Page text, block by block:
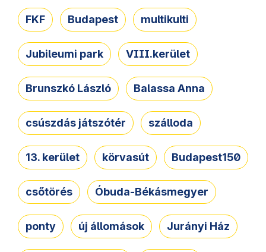
FKF Budapest multikulti
Jubileumi park VIII.kerület
Brunszkó László Balassa Anna
csúszdás játszótér szálloda
13. kerület körvasút Budapest150
csőtörés Óbuda-Békásmegyer
ponty új állomások Jurányi Ház